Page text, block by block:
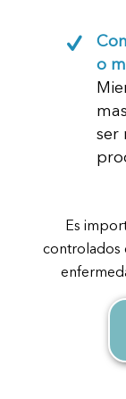
o
ser
Es
controlados